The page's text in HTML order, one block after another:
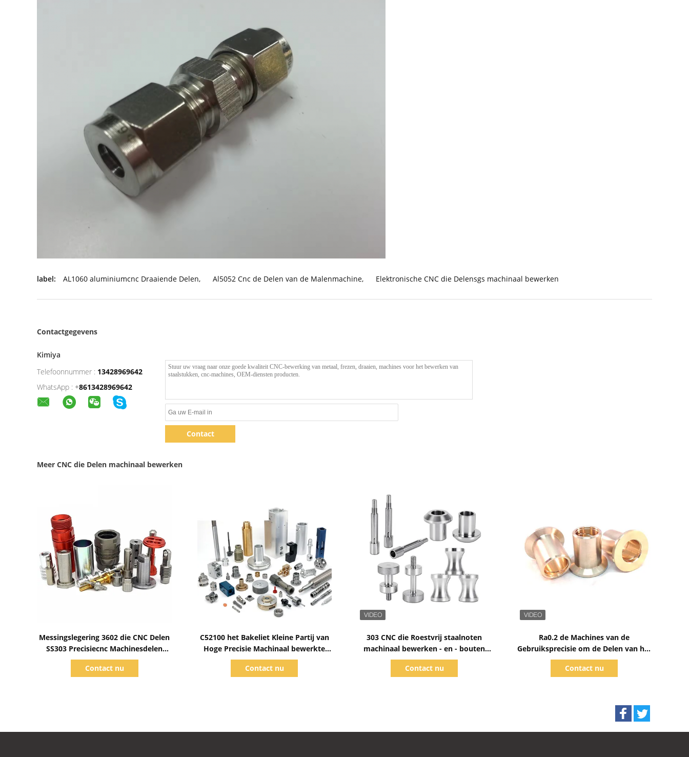
label: AL1060 aluminiumcnc Draaiende Delen, Al5052 Cnc de Delen van de Malenmachine, Elektronische CNC die Delensgs machinaal bewerken
Contactgegevens
Kimiya
Telefoonnummer : 13428969642
WhatsApp : +8613428969642
Contact
Meer CNC die Delen machinaal bewerken
Messingslegering 3602 die CNC Delen
SS303 Precisiecnc Machinesdelen
machinaal bewerken
Contact nu
C52100 het Bakeliet Kleine Partij van
Hoge Precisie Machinaal bewerkte
Componenten
Contact nu
303 CNC die Roestvrij staalnoten
machinaal bewerken - en - bouten
voor Motorfietsen
Contact nu
Ra0.2 de Machines van de
Gebruiksprecisie om de Delen van het
Douanemetaal te bouwen niet
Standaard
Contact nu